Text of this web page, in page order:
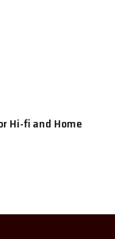
Hi-fi and Home